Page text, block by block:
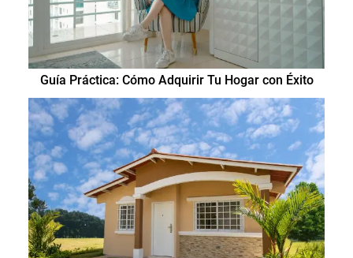
Guía Práctica: Cómo Adquirir Tu Hogar con Éxito